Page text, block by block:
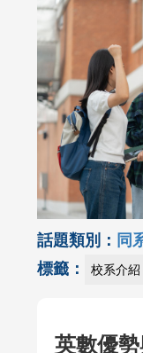
話題類別： 同
標籤：
校系介紹
英數優